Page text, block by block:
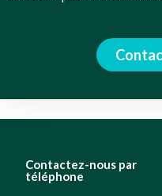
Contactez-nous par
téléphone